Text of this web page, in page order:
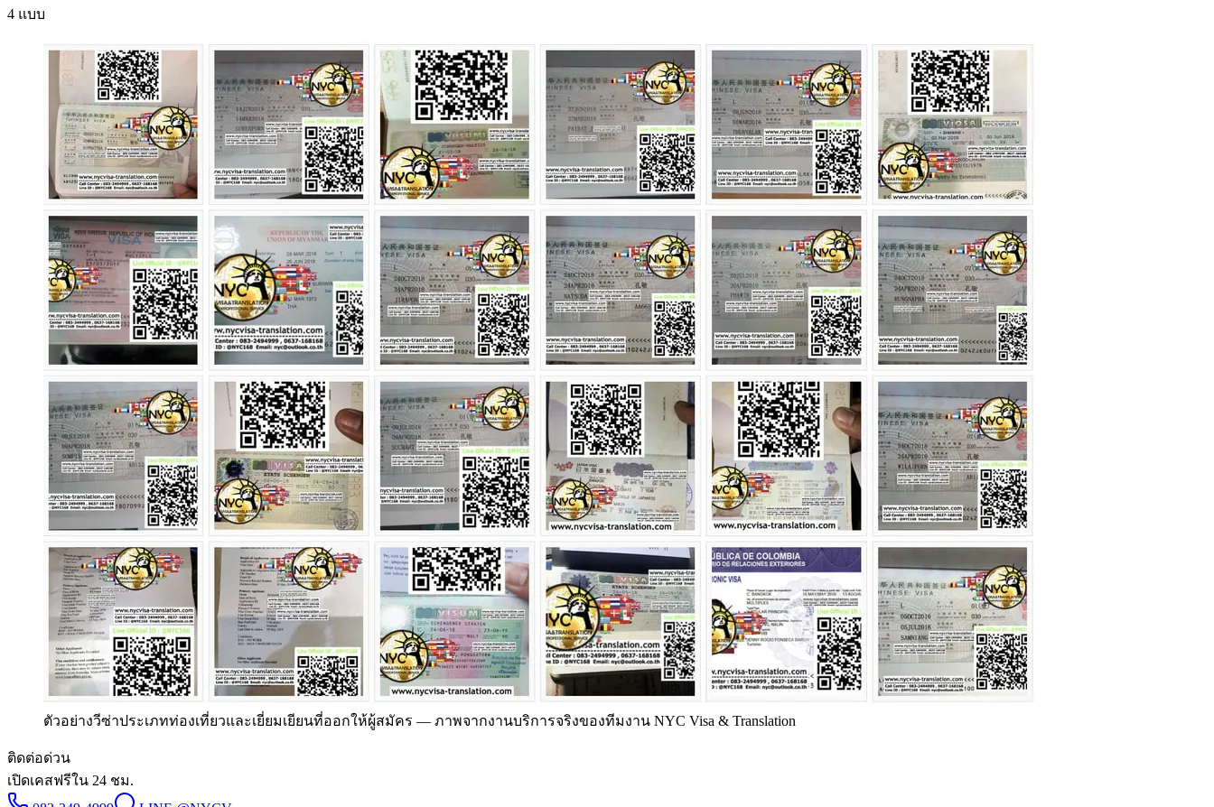
4 แบบ
ตัวอย่างวีซ่าประเภทท่องเที่ยวและเยี่ยมเยียนที่ออกให้ผู้สมัคร — ภาพจากงานบริการจริงของทีมงาน NYC Visa & Translation
ติดต่อด่วน
เปิดเคสฟรีใน 24 ชม.